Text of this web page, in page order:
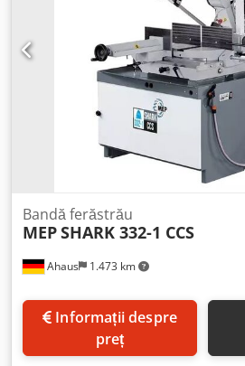
grade: rotund 180 mm Capacitate
pătrat 170 mm Capacitate de tăiere
dreptunghiular 170x170 mm
grade dreapta: rotund 200 mm
de grade dreapta: pătrat 180 mm
45 de grade dreapta: dreptunghiular
Greutate mașină aprox. 640 kg
Spațiu necesar aprox.
Ahaus 1.473 km
Bandă ferăstrău
MEPSHARK 332-1 CCS
preț